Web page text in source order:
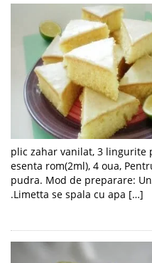
plic zahar vanilat, 3 lingurite
esenta rom(2ml), 4 oua,
pudra. Mod de preparare:
.Limetta se spala cu apa […]